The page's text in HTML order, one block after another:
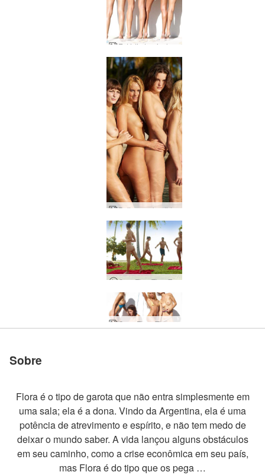
Petter nos bastidores da Tailândia por Ally
CoxyFloraTheaZaikaNakedWorkout
Coxy Flora Thea Zaika batalha de biquínis
Reflexões de Coxy Flora Thea Zaika por Alya
Estúdio ao ar livre Alya Coxy Flora Thea Zaika
Coxy Flora Thea Zaika arenosa
Sobre
Flora é o tipo de garota que não entra simplesmente em
uma sala; ela é a dona. Vindo da Argentina, ela é uma
potência de atrevimento e espírito, e não tem medo de
deixar o mundo saber. A vida lançou alguns obstáculos
em seu caminho, como a crise econômica em seu país,
mas Flora é do tipo que os pega …